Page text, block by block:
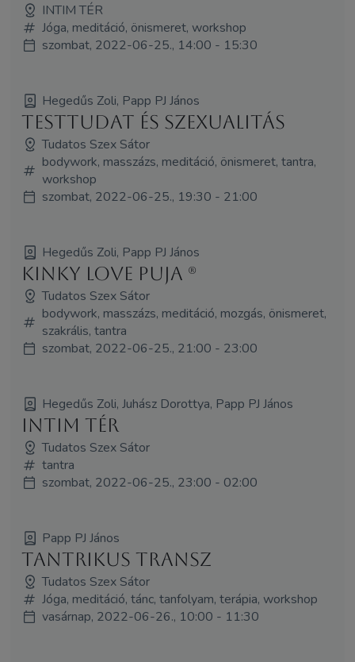
INTIM TÉR
Jóga, meditáció, önismeret, workshop
szombat, 2022-06-25., 14:00 - 15:30
Hegedűs Zoli, Papp PJ János
Testtudat és szexualitás
Tudatos Szex Sátor
bodywork, masszázs, meditáció, önismeret, tantra,
workshop
szombat, 2022-06-25., 19:30 - 21:00
Hegedűs Zoli, Papp PJ János
Kinky Love Puja (R)
Tudatos Szex Sátor
bodywork, masszázs, meditáció, mozgás, önismeret,
szakrális, tantra
szombat, 2022-06-25., 21:00 - 23:00
Hegedűs Zoli, Juhász Dorottya, Papp PJ János
Intim tér
Tudatos Szex Sátor
tantra
szombat, 2022-06-25., 23:00 - 02:00
Papp PJ János
Tantrikus transz
Tudatos Szex Sátor
Jóga, meditáció, tánc, tanfolyam, terápia, workshop
vasárnap, 2022-06-26., 10:00 - 11:30